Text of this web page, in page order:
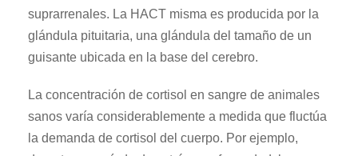
suprarrenales. La HACT misma es producida por la
glándula pituitaria, una glándula del tamaño de un
guisante ubicada en la base del cerebro.
La concentración de cortisol en sangre de animales
sanos varía considerablemente a medida que fluctúa
la demanda de cortisol del cuerpo. Por ejemplo,